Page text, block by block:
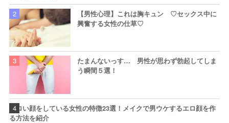
【男性心理】これは胸キュン ♡セックス中に
興奮する女性の仕草♡
たまんないっす… 男性が思わず勃起してしま
う瞬間５選！
エロい顔をしている女性の特徴23選！メイクで男ウケするエロ顔を作
る方法を紹介